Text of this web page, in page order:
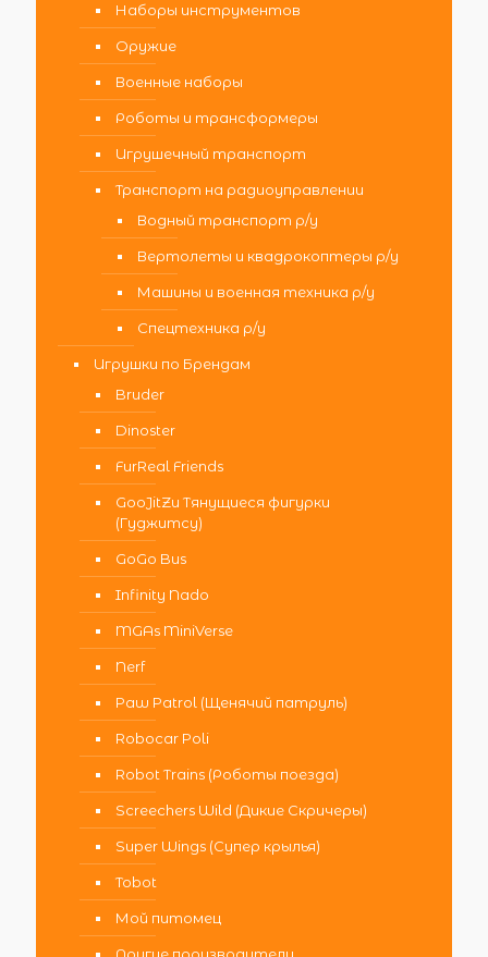
Наборы инструментов
Оружие
Военные наборы
Роботы и трансформеры
Игрушечный транспорт
Транспорт на радиоуправлении
Водный транспорт р/у
Вертолеты и квадрокоптеры р/у
Машины и военная техника р/у
Спецтехника р/у
Игрушки по Брендам
Bruder
Dinoster
FurReal Friends
GooJitZu Тянущиеся фигурки
(Гуджитсу)
GoGo Bus
Infinity Nado
MGAs MiniVerse
Nerf
Paw Patrol (Щенячий патруль)
Robocar Poli
Robot Trains (Роботы поезда)
Screechers Wild (Дикие Скричеры)
Super Wings (Супер крылья)
Tobot
Мой питомец